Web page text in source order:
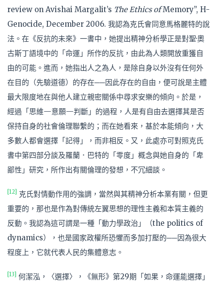
review on Avishai Margalit’s The Ethics ofMemory”, H-
Genocide, December 2006. 我認為克氏會同意馬格麗特的說
法。在《反抗的未來》一書中，她提出精神分析學正是對聖·奧
古斯丁語境中的「命運」所作的反抗，由此為人類開放重獲自
由的可能。進而，她指出人之為人，是除自身以外沒有任何外
在目的（先驗道德）的存在──因此存在的自由，便可說是主體
最大限度地在與他人建立親密關係中尋求安樂的傾向。於是，
經過「思維—意願—判斷」的過程，人是有自由去選擇其是否
保持自身的社會倫理聯繫的；而在她看來，基於本能傾向，大
多數人都會選擇「記得」，而非相反。又，此處亦可對照克氏
書中第四部分談及羅蘭．巴特的「零度」概念與她自身的「卑
鄙性」研究，所作出有關倫理的發想，不冗細談。
[12]
克氏對情動作用的強調，當然與其精神分析本業有關，但更
重要的，那也是作為對傳統左翼思想的理性主義和本質主義的
反動。我認為這可謂是一種「動力學政治」（the politics of
dynamics），也是國家政權所恐懼而多加打壓的──因為很大
程度上，它就代表人民的集體意志。
[13]
何潔泓，〈選擇〉，《無形》第29期「如果，命運能選擇」